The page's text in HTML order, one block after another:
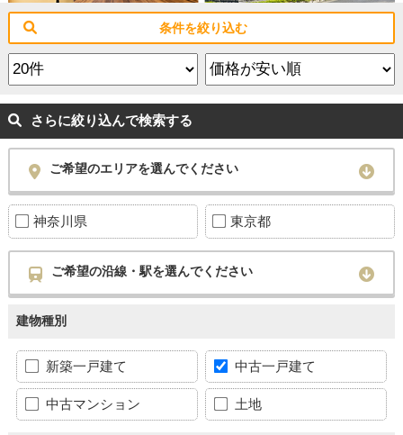
条件を絞り込む
さらに絞り込んで検索する
ご希望のエリアを選んでください
神奈川県 東京都
ご希望の沿線・駅を選んでください
建物種別
新築一戸建て 中古一戸建て
中古マンション 土地